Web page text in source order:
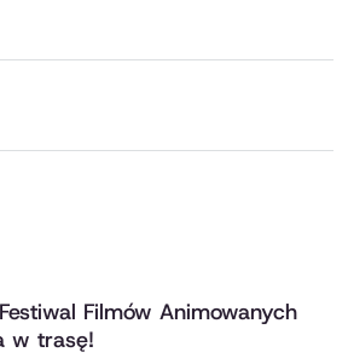
Filmów Animowanych
w trasę!